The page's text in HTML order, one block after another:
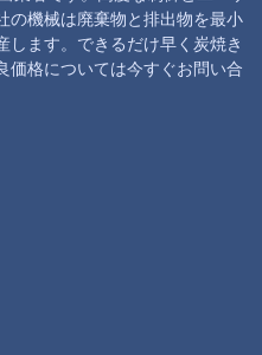
の機械は廃棄物と排出物を最小
ます。できるだけ早く炭焼き
価格については今すぐお問い合